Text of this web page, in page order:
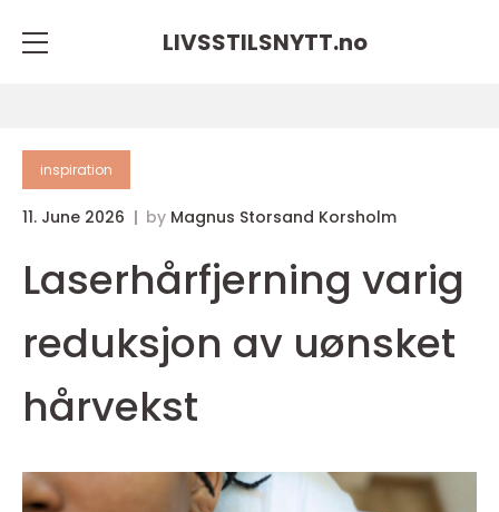
LIVSSTILSNYTT.no
inspiration
11. June 2026 by Magnus Storsand Korsholm
Laserhårfjerning varig
reduksjon av uønsket
hårvekst